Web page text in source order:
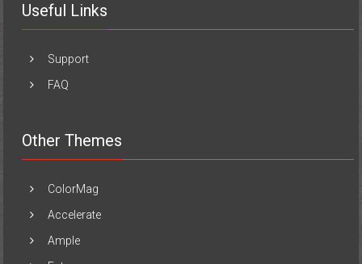
Useful Links
Support
FAQ
Other Themes
ColorMag
Accelerate
Ample